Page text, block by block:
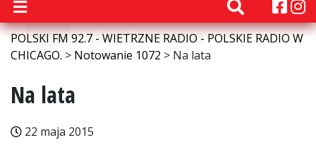
POLSKI FM 92.7 - WIETRZNE RADIO - POLSKIE RADIO W
CHICAGO. > Notowanie 1072 > Na lata
Na lata
22 maja 2015